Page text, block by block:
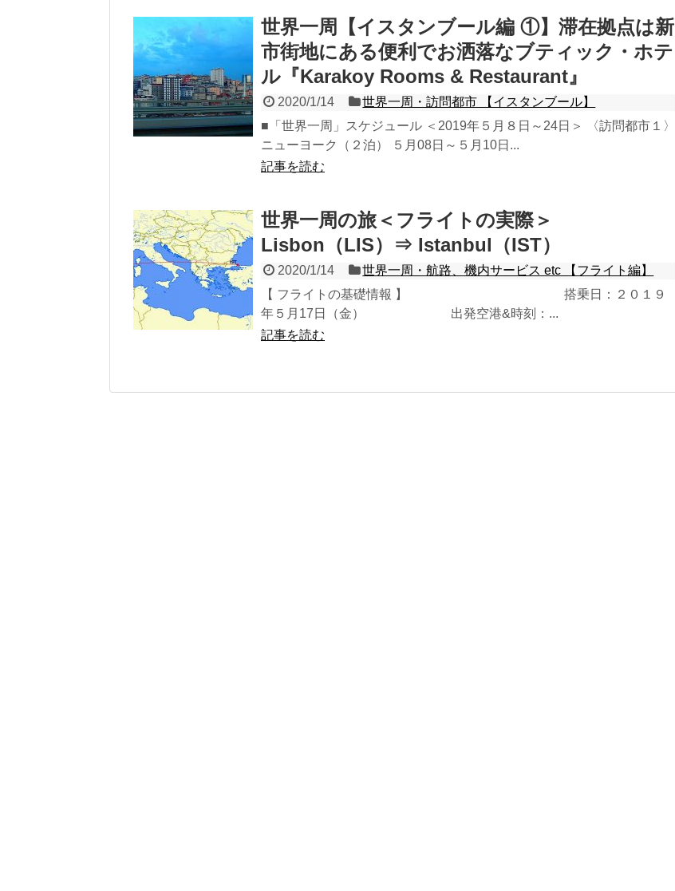
世界一周【イスタンブール編 ①】滞在拠点は新
市街地にある便利でお洒落なブティック・ホテ
ル『Karakoy Rooms & Restaurant』
2020/1/14
世界一周・訪問都市 【イスタンブール】
■「世界一周」スケジュール ＜2019年５月８日～24日＞ 〈訪問都市１〉
ニューヨーク（２泊） ５月08日～５月10日...
記事を読む
世界一周の旅＜フライトの実際＞
Lisbon（LIS）⇒ Istanbul（IST）
2020/1/14
世界一周・航路、機内サービス etc 【フライト編】
【 フライトの基礎情報 】 搭乗日：２０１９
年５月17日（金） 出発空港&時刻：...
記事を読む